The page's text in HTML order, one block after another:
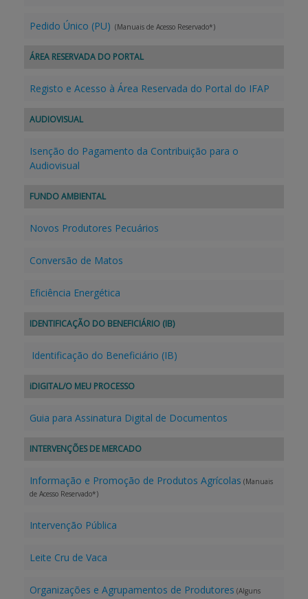
Pedido Único (PU) (Manuais de Acesso Reservado*)
ÁREA RESERVADA DO PORTAL
Registo e Acesso à Área Reservada do Portal do IFAP
AUDIOVISUAL
Isenção do Pagamento da Contribuição para o
Audiovisual
FUNDO AMBIENTAL
Novos Produtores Pecuários
Conversão de Matos
Eficiência Energética
IDENTIFICAÇÃO DO BENEFICIÁRIO (IB)
Identificação do Beneficiário (IB)
iDIGITAL/O MEU PROCESSO
Guia para Assinatura Digital de Documentos
INTERVENÇÕES DE MERCADO
Informação e Promoção de Produtos Agrícolas (Manuais
de Acesso Reservado*)
Intervenção Pública
Leite Cru de Vaca
Organizações e Agrupamentos de Produtores (Alguns